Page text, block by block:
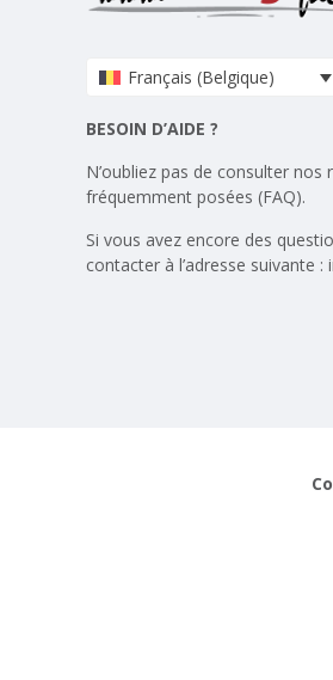
Français (Belgique)
BESOIN D’AIDE ?
N’oubliez pas de consulter nos
fréquemment posées (FAQ).
Si vous avez encore des
contacter à l’adresse suivante :